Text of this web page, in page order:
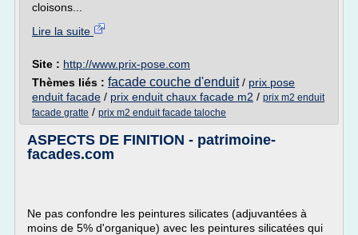
cloisons...
Lire la suite
Site : http://www.prix-pose.com
Thèmes liés : facade couche d'enduit/ prix pose
enduit facade / prix enduit chaux facade m2 / prix m2 enduit
facade gratte / prix m2 enduit facade taloche
ASPECTS DE FINITION - patrimoine-
facades.com
Ne pas confondre les peintures silicates (adjuvantées à
moins de 5% d'organique) avec les peintures silicatées qui